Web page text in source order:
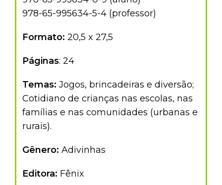
978-65-995634-5-4 (professor)
Formato: 20,5 x 27,5
Páginas: 24
Temas: Jogos, brincadeiras e diversão;
Cotidiano de crianças nas escolas, nas
famílias e nas comunidades (urbanas e
rurais).
Gênero: Adivinhas
Editora: Fênix